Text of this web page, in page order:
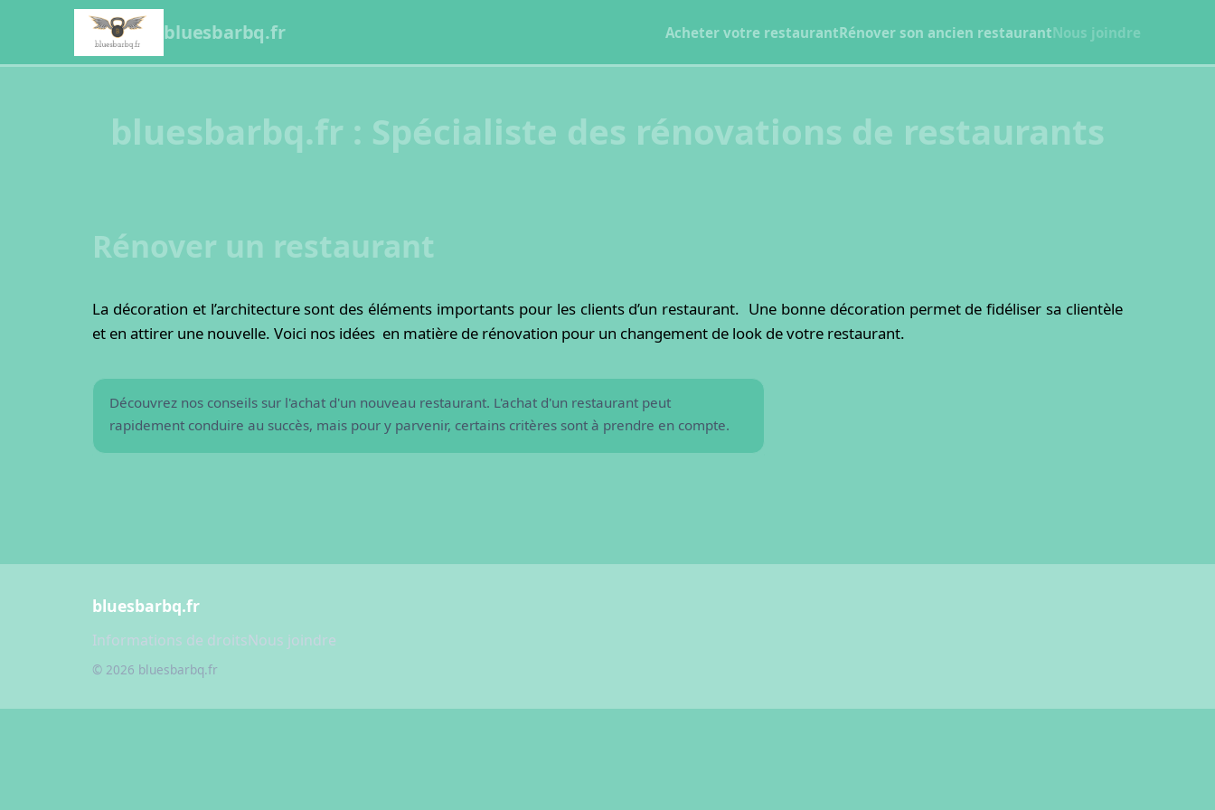
bluesbarbq.fr Acheter votre restaurantRénover son ancien restaurantNous joindre
bluesbarbq.fr : Spécialiste des rénovations de restaurants
Rénover un restaurant
La décoration et l’architecture sont des éléments importants pour les clients d’un restaurant. Une bonne décoration permet de fidéliser sa clientèle
et en attirer une nouvelle. Voici nos idées en matière de rénovation pour un changement de look de votre restaurant.
Comment acheter un nouveau restaurant ?
Découvrez nos conseils sur l'achat d'un nouveau restaurant. L'achat d'un restaurant peut
rapidement conduire au succès, mais pour y parvenir, certains critères sont à prendre en compte.
Comment rénover votre ancien restaurant ?
bluesbarbq.fr
Informations de droitsNous joindre
© 2026 bluesbarbq.fr